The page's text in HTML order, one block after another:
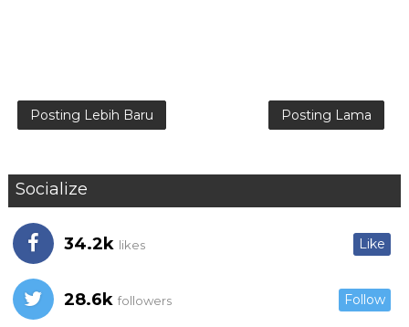
Posting Lebih Baru Posting Lama
Socialize
34.2k likes Like
28.6k followers Follow